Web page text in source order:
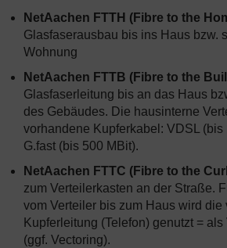
NetAachen FTTH (Fibre to the
Glasfaserausbau bis ins Haus bzw.
Wohnung
NetAachen FTTB (Fibre to the
Glasfaserleitung bis an das Haus
des Gebäudes. Die hausinterne
vorhandene Kupferkabel: VDSL (bis
G.fast (bis 500 MBit).
NetAachen FTTC (Fibre to the
zum Verteilerkasten an der Straße.
vom Verteiler bis zum Haus wird die
Kupferleitung (Telefon) genutzt =
(ggf. Vectoring).